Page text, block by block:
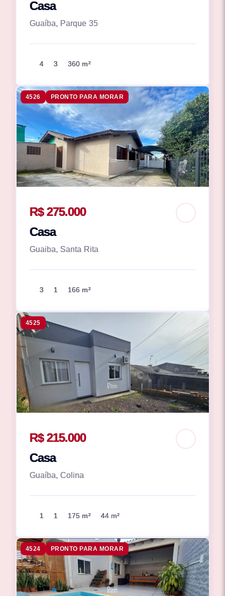
Casa
Guaíba, Parque 35
4 3 360 m²
4526 PRONTO PARA MORAR
R$ 275.000
Casa
Guaiba, Santa Rita
3 1 166 m²
4525
R$ 215.000
Casa
Guaíba, Colina
1 1 175 m² 44 m²
4524 PRONTO PARA MORAR